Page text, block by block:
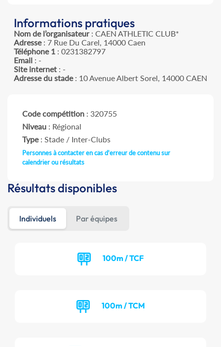
Informations pratiques
Nom de l’organisateur: CAEN ATHLETIC CLUB*
Adresse: 7 Rue Du Carel, 14000 Caen
Téléphone 1 : 0231382797
Email : -
Site internet : -
Adresse du stade: 10 Avenue Albert Sorel, 14000 CAEN
Code compétition : 320755
Niveau : Régional
Type: Stade / Inter-Clubs
Personnes à contacter en cas d'erreur de contenu sur
calendrier ou résultats
Résultats disponibles
Individuels Par équipes
100m / TCF
100m / TCM